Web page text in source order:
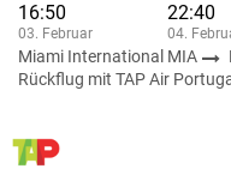
16:50
03. Februar
22:40
04.
Miami International MIA
Rückflug mit TAP Air